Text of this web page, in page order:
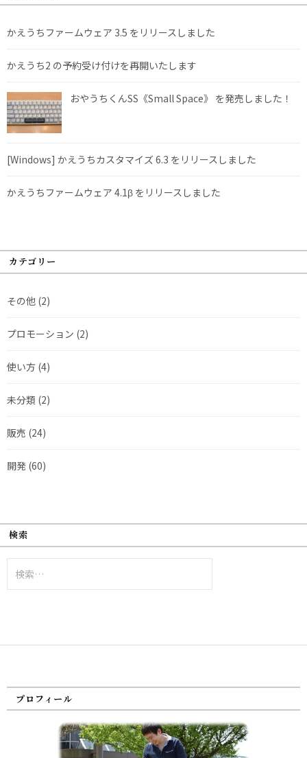
かえうちファームウェア 3.5 をリリースしました
かえうち2 の予約受け付けを再開いたします
おやうちくんSS《Small Space》 を発売しました！
[Windows] かえうちカスタマイズ 6.3 をリリースしました
かえうちファームウェア 4.1β をリリースしました
カテゴリー
その他 (2)
プロモーション (2)
使い方 (4)
未分類 (2)
販売 (24)
開発 (60)
検索
索:
プロフィール